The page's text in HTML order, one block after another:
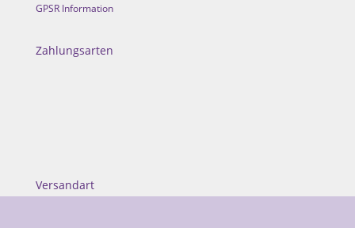
GPSR Information
Zahlungsarten
Versandart